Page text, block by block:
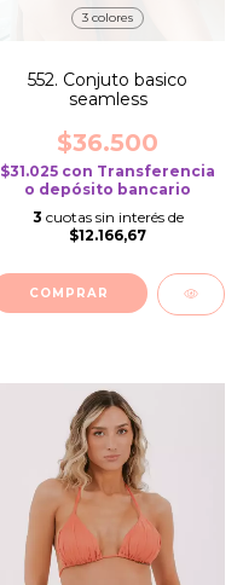
3 colores
552. Conjuto basico
seamless
$36.500
$31.025 con Transferencia
o depósito bancario
3 cuotas sin interés de
$12.166,67
COMPRAR